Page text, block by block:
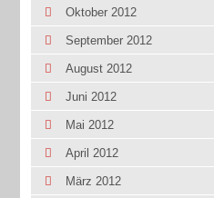
Oktober 2012
September 2012
August 2012
Juni 2012
Mai 2012
April 2012
März 2012